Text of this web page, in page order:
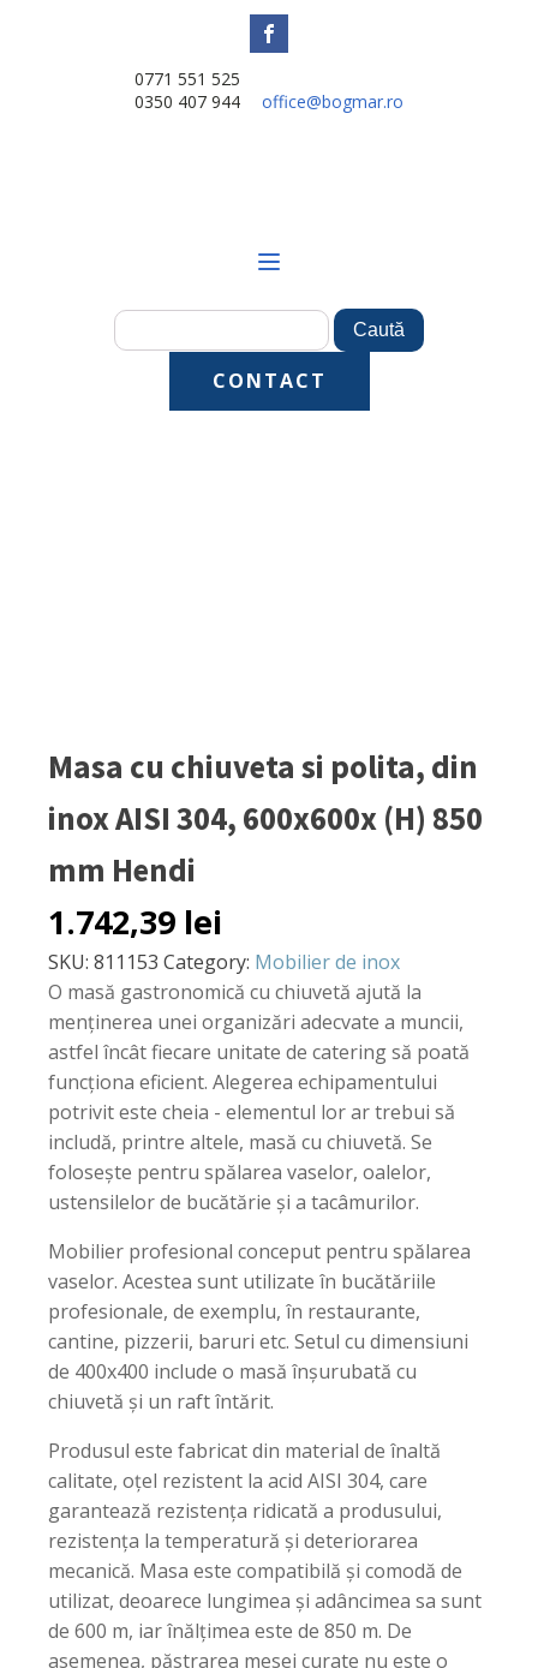
0771 551 525
0350 407 944
office@bogmar.ro
CONTACT
Masa cu chiuveta si polita, din
inox AISI 304, 600x600x (H) 850
mm Hendi
1.742,39 lei
SKU: 811153 Category: Mobilier de inox
O masă gastronomică cu chiuvetă ajută la
menținerea unei organizări adecvate a muncii,
astfel încât fiecare unitate de catering să poată
funcționa eficient. Alegerea echipamentului
potrivit este cheia - elementul lor ar trebui să
includă, printre altele, masă cu chiuvetă. Se
folosește pentru spălarea vaselor, oalelor,
ustensilelor de bucătărie și a tacâmurilor.
Mobilier profesional conceput pentru spălarea
vaselor. Acestea sunt utilizate în bucătăriile
profesionale, de exemplu, în restaurante,
cantine, pizzerii, baruri etc. Setul cu dimensiuni
de 400x400 include o masă înșurubată cu
chiuvetă și un raft întărit.
Produsul este fabricat din material de înaltă
calitate, oțel rezistent la acid AISI 304, care
garantează rezistența ridicată a produsului,
rezistența la temperatură și deteriorarea
mecanică. Masa este compatibilă și comodă de
utilizat, deoarece lungimea și adâncimea sa sunt
de 600 m, iar înălțimea este de 850 m. De
asemenea, păstrarea mesei curate nu este o